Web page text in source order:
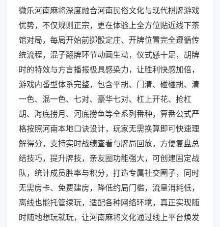
微乐河南麻将深度融合河南民俗文化与现代棋牌游戏
优势，不仅规则正宗，更在体验上全方位贴近线下茶
馆对局，每局开始前掷骰定庄、开牌位置完全遵循传
统流程，混子翻牌环节动画生动，仪式感十足，胡牌
时的特效与方言播报极具感染力，让胜利快感加倍，
游戏内番型体系完整，包含平胡、门清、碰碰胡、清
一色、混一色、七对、豪华七对、杠上开花、抢杠
胡、海底捞月、河底捞鱼等全系列番种，算番公式严
格按照河南本地口诀设计，玩家无需换算即可快速理
解得分，支持实时战绩查看与牌局回放，方便复盘总
结技巧，提升牌技，亲友圈功能强大，可创建固定战
队，统计成员胜率与积分，打造专属社交圈子，同时
无需房卡、免费建房，降低约局门槛，流量消耗低，
离线也能托管续玩，适配各种网络环境，真正实现随
时随地想玩就玩，让河南麻将文化通过线上平台焕发